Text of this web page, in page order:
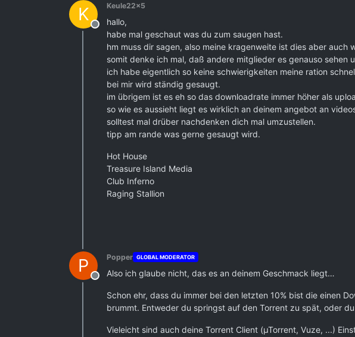
K
Offline
Keule22x5
hallo,
habe mal geschaut was du zum saugen hast.
hm muss dir sagen, also meine kragenweite ist dies aber auch
somit denke ich mal, daß andere mitglieder es genauso sehen
ich habe eigentlich so keine schwierigkeiten meine ration
bei mir wird ständig gesaugt.
im übrigem ist es eh so das downloadrate immer höher als
so wie es aussieht liegt es wirklich an deinem angebot an
solltest mal drüber nachdenken dich mal umzustellen.
tipp am rande was gerne gesaugt wird.
Hot House
Treasure Island Media
Club Inferno
Raging Stallion
P
Offline
Popper GLOBAL MODERATOR
Also ich glaube nicht, das es an deinem Geschmack liegt…
Schon ehr, dass du immer bei den letzten 10% bist die einen
brummt. Entweder du springst auf den Torrent zu spät, oder
Vieleicht sind auch deine Torrent Client (µTorrent, Vuze, ...)